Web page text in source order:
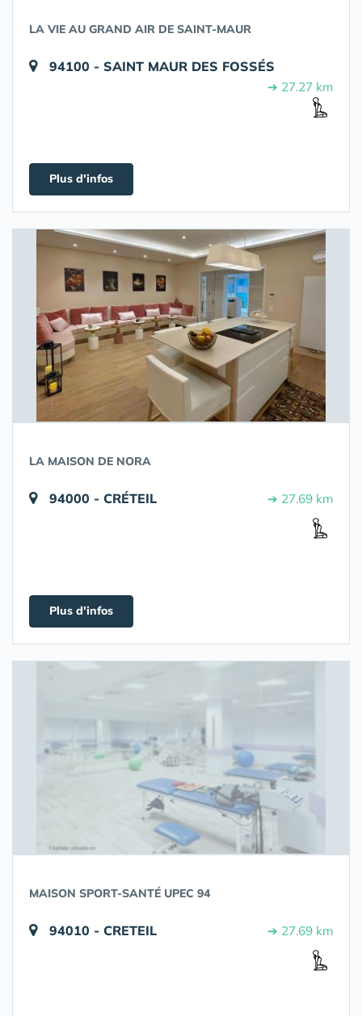
LA VIE AU GRAND AIR DE SAINT-MAUR
94100 - SAINT MAUR DES FOSSÉS
➔ 27.27 km
Plus d'infos
LA MAISON DE NORA
94000 - CRÉTEIL ➔ 27.69 km
Plus d'infos
MAISON SPORT-SANTÉ UPEC 94
94010 - CRETEIL ➔ 27.69 km